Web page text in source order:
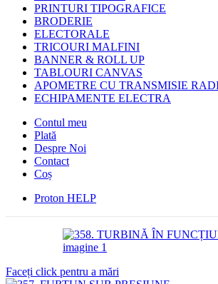
PRINTURI TIPOGRAFICE
BRODERIE
ELECTORALE
TRICOURI MALFINI
BANNER & ROLL UP
TABLOURI CANVAS
APOMETRE CU TRANSMISIE
ECHIPAMENTE ELECTRA
Contul meu
Plată
Despre Noi
Contact
Coș
Proton HELP
Faceți click pentru a mări